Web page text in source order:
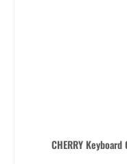
CHERRY